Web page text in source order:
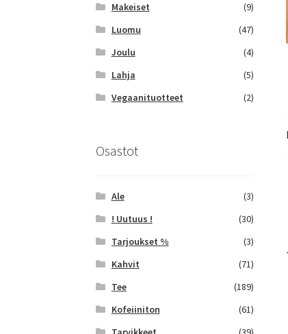
Makeiset
(9)
Luomu
(47)
Joulu
(4)
Lahja
(5)
Vegaanituotteet
(2)
Osastot
Ale
(3)
! Uutuus !
(30)
Tarjoukset %
(3)
Kahvit
(71)
Tee
(189)
Kofeiiniton
(61)